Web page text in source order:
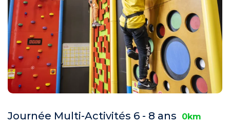
Journée Multi-Activités 6 - 8 ans
0km